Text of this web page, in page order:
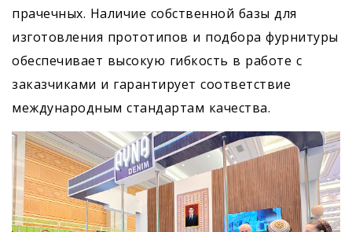
прачечных. Наличие собственной базы для
изготовления прототипов и подбора фурнитуры
обеспечивает высокую гибкость в работе с
заказчиками и гарантирует соответствие
международным стандартам качества.